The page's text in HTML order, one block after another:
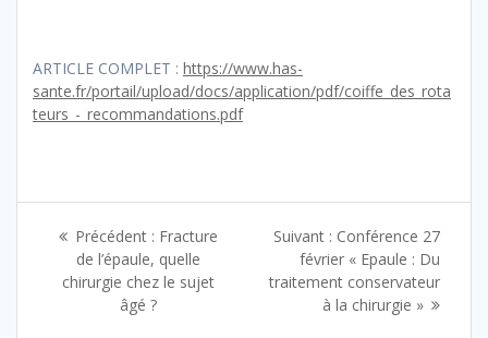
ARTICLE COMPLET : https://www.has-
sante.fr/portail/upload/docs/application/pdf/coiffe_des_rota
teurs_-_recommandations.pdf
Navigation
l’article
Précédent : Article
précédent
:
Fracture
de l’épaule, quelle
chirurgie chez le sujet
âgé ?
Suivant : Article
suivant
:
Conférence 27
février « Epaule : Du
traitement conservateur
à la chirurgie »